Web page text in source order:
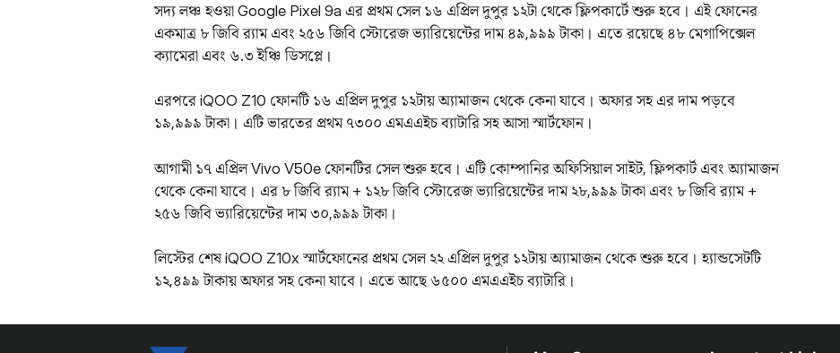
সদ্য লঞ্চ হওয়া Google Pixel 9a এর প্রথম সেল ১৬ এপ্রিল দুপুর ১২টা থেকে ফ্লিপকার্টে শুরু হবে। এই ফোনের
একমাত্র ৮ জিবি র‌্যাম এবং ২৫৬ জিবি স্টোরেজ ভ্যারিয়েন্টের দাম ৪৯,৯৯৯ টাকা। এতে রয়েছে ৪৮ মেগাপিক্সেল
ক্যামেরা এবং ৬.৩ ইঞ্চি ডিসপ্লে।
এরপরে iQOO Z10 ফোনটি ১৬ এপ্রিল দুপুর ১২টায় অ্যামাজন থেকে কেনা যাবে। অফার সহ এর দাম পড়বে
১৯,৯৯৯ টাকা। এটি ভারতের প্রথম ৭৩০০ এমএএইচ ব্যাটারি সহ আসা স্মার্টফোন।
আগামী ১৭ এপ্রিল Vivo V50e ফোনটির সেল শুরু হবে। এটি কোম্পানির অফিসিয়াল সাইট, ফ্লিপকার্ট এবং অ্যামাজন
থেকে কেনা যাবে। এর ৮ জিবি র‌্যাম + ১২৮ জিবি স্টোরেজ ভ্যারিয়েন্টের দাম ২৮,৯৯৯ টাকা এবং ৮ জিবি র‌্যাম +
২৫৬ জিবি ভ্যারিয়েন্টের দাম ৩০,৯৯৯ টাকা।
লিস্টের শেষ iQOO Z10x স্মার্টফোনের প্রথম সেল ২২ এপ্রিল দুপুর ১২টায় অ্যামাজন থেকে শুরু হবে। হ্যান্ডসেটটি
১২,৪৯৯ টাকায় অফার সহ কেনা যাবে। এতে আছে ৬৫০০ এমএএইচ ব্যাটারি।